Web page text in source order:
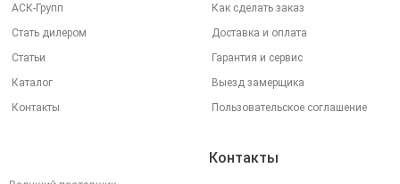
АСК-Групп
Стать дилером
Статьи
Каталог
Контакты
Как сделать заказ
Доставка и оплата
Гарантия и сервис
Выезд замерщика
Пользовательское соглашение
Контакты